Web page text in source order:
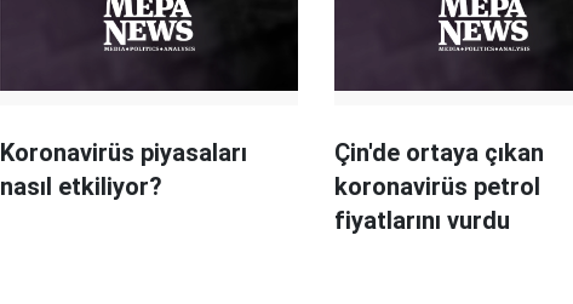
Koronavirüs piyasaları
nasıl etkiliyor?
Çin'de ortaya çıkan
koronavirüs petrol
fiyatlarını vurdu